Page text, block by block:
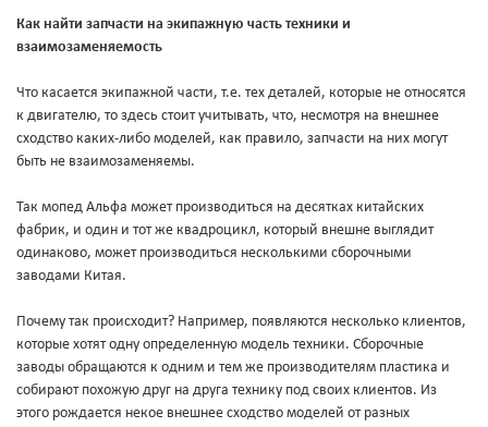
Как найти запчасти на экипажную часть техники и
взаимозаменяемость
Что касается экипажной части, т.е. тех деталей, которые не относятся
к двигателю, то здесь стоит учитывать, что, несмотря на внешнее
сходство каких-либо моделей, как правило, запчасти на них могут
быть не взаимозаменяемы.
Так мопед Альфа может производиться на десятках китайских
фабрик, и один и тот же квадроцикл, который внешне выглядит
одинаково, может производиться несколькими сборочными
заводами Китая.
Почему так происходит? Например, появляются несколько клиентов,
которые хотят одну определенную модель техники. Сборочные
заводы обращаются к одним и тем же производителям пластика и
собирают похожую друг на друга технику под своих клиентов. Из
этого рождается некое внешнее сходство моделей от разных